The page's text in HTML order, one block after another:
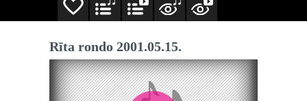
Rīta rondo 2001.05.15.